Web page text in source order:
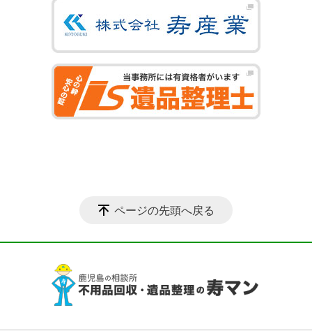
ページの先頭へ戻る